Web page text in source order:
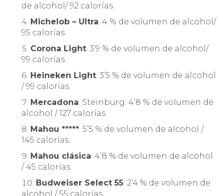
de alcohol/ 92 calorías.
Michelob – Ultra: 4 % de volumen de alcohol/
95 calorías
Corona Light: 3’9 % de volumen de alcohol/
99 calorías.
Heineken Light: 3’5 % de volumen de alcohol
/ 99 calorías.
Mercadona: Steinburg: 4’8 % de volumen de
alcohol / 127 calorías
Mahou *****: 5’5 % de volumen de alcohol /
145 calorías.
Mahou clásica: 4’8 % de volumen de alcohol
/ 45 calorías.
Budweiser Select 55: 2’4 % de volumen de
alcohol / 55 calorías